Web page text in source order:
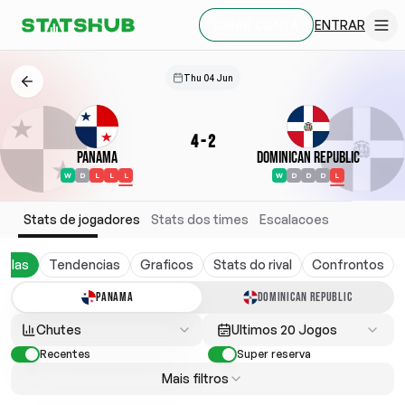
ENTRAR
Thu 04 Jun
Panama
W D L L L
4-2
Dominican Republic
W D D D L
Stats de jogadores Stats dos times Escalacoes
Tendencias Graficos Stats do rival Confrontos
PANAMA DOMINICAN REPUBLIC
Chutes Ultimos 20 Jogos
Recentes Super reserva
Mais filtros